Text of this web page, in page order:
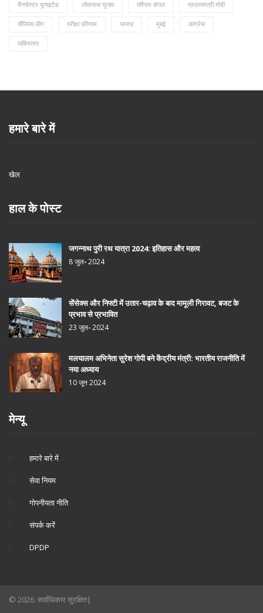
मैनचेस्टर यूनाइटेड लोकसभा चुनाव पश्चिम बंगाल प्रधानमंत्री मोदी
चैंपियंस लीग परीक्षा परिणाम भाजपा मुंबई कांग्रेस
पाकिस्तान
हमारे बारे में
खेल
हाल के पोस्ट
जगन्नाथ पुरी रथ यात्रा 2024: इतिहास और महत्व
8 जुल॰ 2024
सेंसेक्स और निफ्टी में उतार-चढ़ाव के बाद मामूली गिरावट, बजट के
प्रभाव से प्रभावित
23 जुल॰ 2024
मलयालम अभिनेता सुरेश गोपी बने केंद्रीय मंत्री: भारतीय राजनीति में
नया अध्याय
10 जून 2024
मेन्यू
हमारे बारे में
सेवा नियम
गोपनीयता नीति
संपर्क करें
DPDP
© 2026. सर्वाधिकार सुरक्षित|